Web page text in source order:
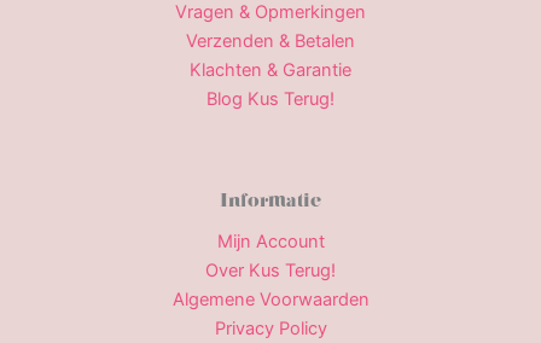
Vragen & Opmerkingen
Verzenden & Betalen
Klachten & Garantie
Blog Kus Terug!
Informatie
Mijn Account
Over Kus Terug!
Algemene Voorwaarden
Privacy Policy